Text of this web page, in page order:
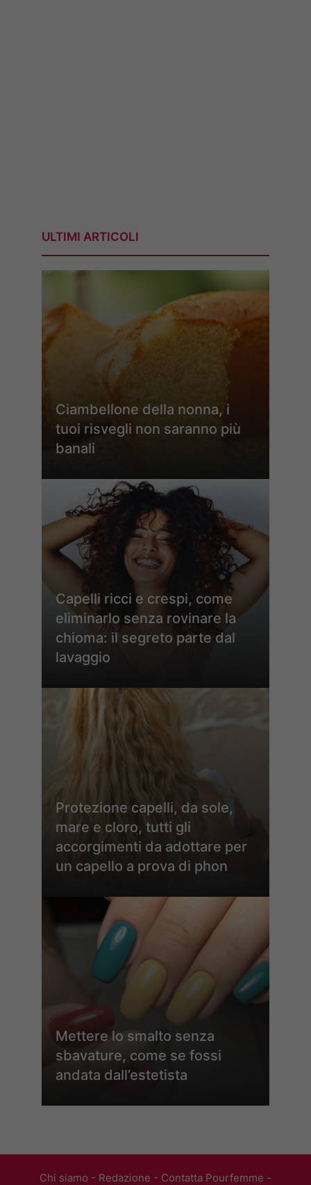
ULTIMI ARTICOLI
Ciambellone della nonna, i
tuoi risvegli non saranno più
banali
Capelli ricci e crespi, come
eliminarlo senza rovinare la
chioma: il segreto parte dal
lavaggio
Protezione capelli, da sole,
mare e cloro, tutti gli
accorgimenti da adottare per
un capello a prova di phon
Mettere lo smalto senza
sbavature, come se fossi
andata dall’estetista
Chi siamo - Redazione - Contatta Pourfemme -